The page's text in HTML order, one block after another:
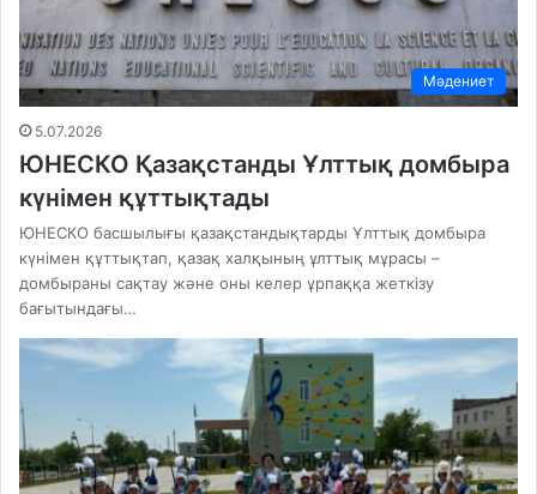
Мәдениет
5.07.2026
ЮНЕСКО Қазақстанды Ұлттық домбыра
күнімен құттықтады
ЮНЕСКО басшылығы қазақстандықтарды Ұлттық домбыра
күнімен құттықтап, қазақ халқының ұлттық мұрасы –
домбыраны сақтау және оны келер ұрпаққа жеткізу
бағытындағы…